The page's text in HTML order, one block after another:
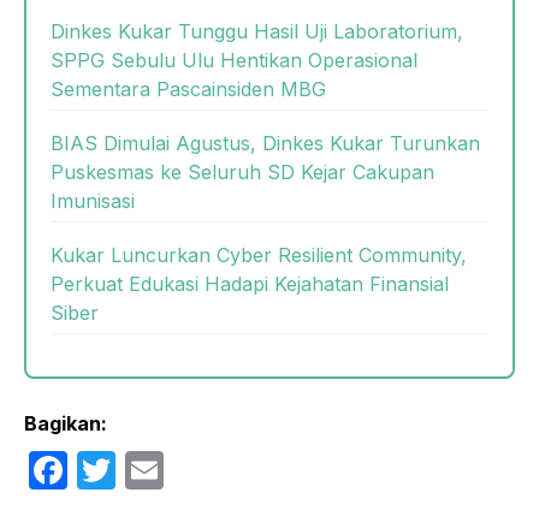
Dinkes Kukar Tunggu Hasil Uji Laboratorium,
SPPG Sebulu Ulu Hentikan Operasional
Sementara Pascainsiden MBG
BIAS Dimulai Agustus, Dinkes Kukar Turunkan
Puskesmas ke Seluruh SD Kejar Cakupan
Imunisasi
Kukar Luncurkan Cyber Resilient Community,
Perkuat Edukasi Hadapi Kejahatan Finansial
Siber
Bagikan:
F
T